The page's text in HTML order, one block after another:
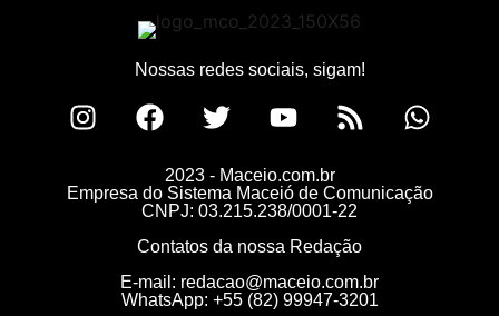
Nossas redes sociais, sigam!
2023 - Maceio.com.br
Empresa do Sistema Maceió de Comunicação
CNPJ: 03.215.238/0001-22
Contatos da nossa Redação
E-mail: redacao@maceio.com.br
WhatsApp: +55 (82) 99947-3201